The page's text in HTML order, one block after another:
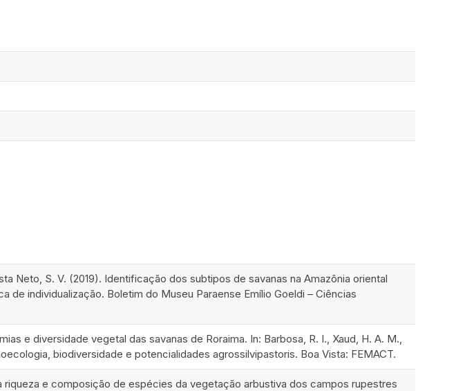
Neto, S. V. (2019). Identificação dos subtipos de savanas na Amazônia oriental
de individualização. Boletim do Museu Paraense Emílio Goeldi – Ciências
e diversidade vegetal das savanas de Roraima. In: Barbosa, R. I., Xaud, H. A. M.,
biodiversidade e potencialidades agrossilvipastoris. Boa Vista: FEMACT.
riqueza e composição de espécies da vegetação arbustiva dos campos rupestres